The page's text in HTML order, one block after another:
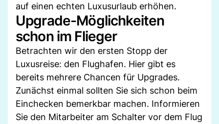
auf einen echten Luxusurlaub erhöhen.
Upgrade-Möglichkeiten
schon im Flieger
Betrachten wir den ersten Stopp der
Luxusreise: den Flughafen. Hier gibt es
bereits mehrere Chancen für Upgrades.
Zunächst einmal sollten Sie sich schon beim
Einchecken bemerkbar machen. Informieren
Sie den Mitarbeiter am Schalter vor dem Flug